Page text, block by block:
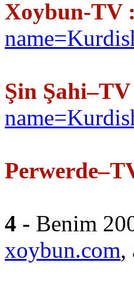
Xoybun-TV :
Şin
4 - Benim
xoybun.com,